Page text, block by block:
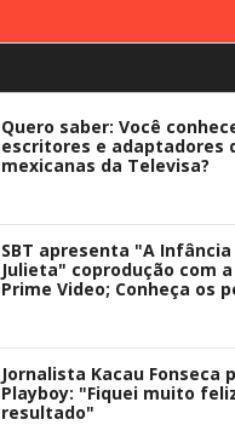
Quero saber: Você
escritores e adaptadores
mexicanas da Televisa?
SBT apresenta "A Infância
Julieta" coprodução com
Prime Video; Conheça os
Jornalista Kacau Fonseca
Playboy: "Fiquei muito
resultado"